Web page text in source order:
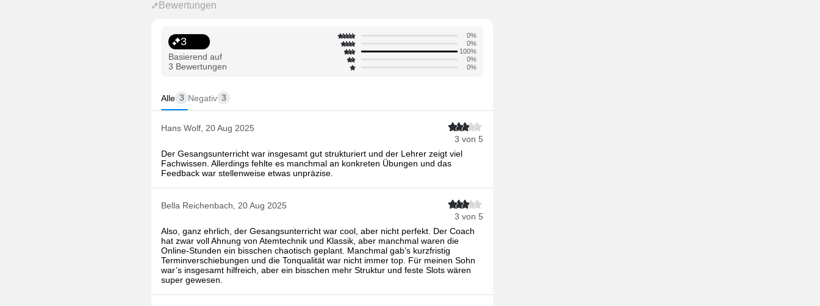
Bewertungen
3
Basierend auf
3 Bewertungen
0%
0%
100%
0%
0%
Alle 3 Negativ 3
Hans Wolf, 20 Aug 2025
3 von 5
Der Gesangsunterricht war insgesamt gut strukturiert und der Lehrer zeigt viel
Fachwissen. Allerdings fehlte es manchmal an konkreten Übungen und das
Feedback war stellenweise etwas unpräzise.
Bella Reichenbach, 20 Aug 2025
3 von 5
Also, ganz ehrlich, der Gesangsunterricht war cool, aber nicht perfekt. Der Coach
hat zwar voll Ahnung von Atemtechnik und Klassik, aber manchmal waren die
Online-Stunden ein bisschen chaotisch geplant. Manchmal gab’s kurzfristig
Terminverschiebungen und die Tonqualität war nicht immer top. Für meinen Sohn
war’s insgesamt hilfreich, aber ein bisschen mehr Struktur und feste Slots wären
super gewesen.